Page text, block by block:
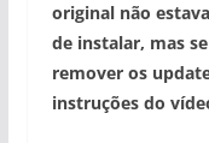
original não
de instalar, mas
remover os
instruções do